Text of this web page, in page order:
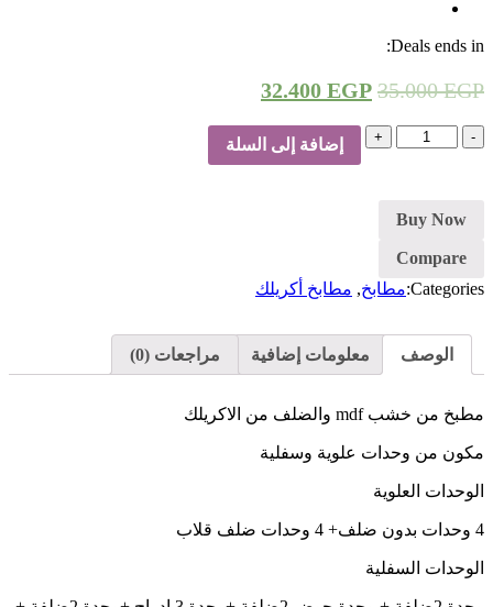
Deals ends in:
35.000EGP
32.400 EGP
كمية
إضافة إلى السلة
Buy Now
Compare
Categories: مطابخ, مطابخ أكريلك
الوصف معلومات إضافية مراجعات (0)
مطبخ من خشب mdf والضلف من الاكريلك
مكون من وحدات علوية وسفلية
الوحدات العلوية
4 وحدات بدون ضلف+ 4 وحدات ضلف قلاب
الوحدات السفلية